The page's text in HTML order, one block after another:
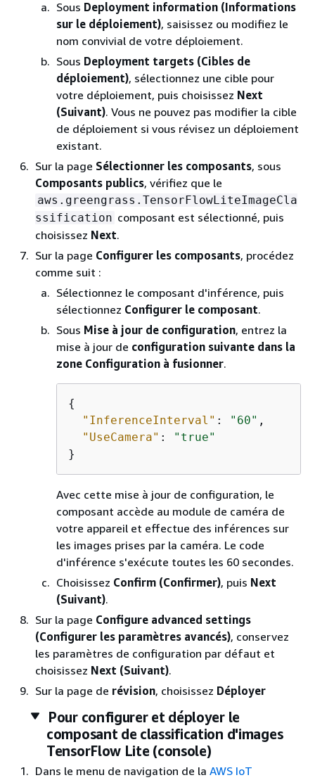
Sous Deployment information (Informations
sur le déploiement), saisissez ou modifiez le
nom convivial de votre déploiement.
Sous Deployment targets (Cibles de
déploiement), sélectionnez une cible pour
votre déploiement, puis choisissez Next
(Suivant). Vous ne pouvez pas modifier la cible
de déploiement si vous révisez un déploiement
existant.
Sur la page Sélectionner les composants, sous
Composants publics, vérifiez que le
aws.greengrass.TensorFlowLiteImageCla
ssification composant est sélectionné, puis
choisissez Next.
Sur la page Configurer les composants, procédez
comme suit :
Sélectionnez le composant d'inférence, puis
sélectionnez Configurer le composant.
Sous Mise à jour de configuration, entrez la
mise à jour de configuration suivante dans la
zone Configuration à fusionner.
{
"InferenceInterval" : "60" ,
"UseCamera" :
"true"
}
Avec cette mise à jour de configuration, le
composant accède au module de caméra de
votre appareil et effectue des inférences sur
les images prises par la caméra. Le code
d'inférence s'exécute toutes les 60 secondes.
Choisissez Confirm (Confirmer), puis Next
(Suivant).
Sur la page Configure advanced settings
(Configurer les paramètres avancés), conservez
les paramètres de configuration par défaut et
choisissez Next (Suivant).
Sur la page de révision, choisissez Déployer
Pour configurer et déployer le
composant de classification d'images
TensorFlow Lite (console)
Dans le menu de navigation de la AWS IoT